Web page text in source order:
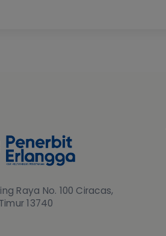
Raya No. 100 Ciracas,
13740